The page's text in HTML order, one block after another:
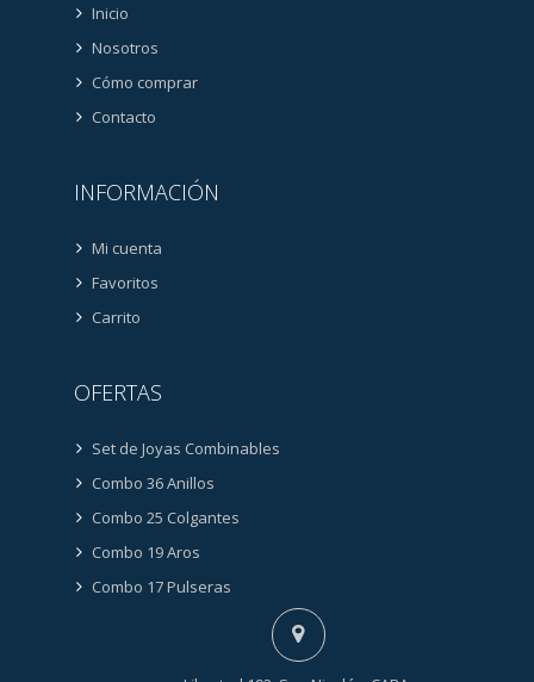
Inicio
Nosotros
Cómo comprar
Contacto
INFORMACIÓN
Mi cuenta
Favoritos
Carrito
OFERTAS
Set de Joyas Combinables
Combo 36 Anillos
Combo 25 Colgantes
Combo 19 Aros
Combo 17 Pulseras